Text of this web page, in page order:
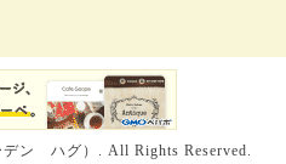
デン ハグ） . All Rights Reserved.